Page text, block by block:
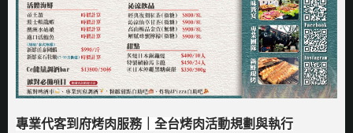
專業代客到府烤肉服務｜全台烤肉活動規劃與執行